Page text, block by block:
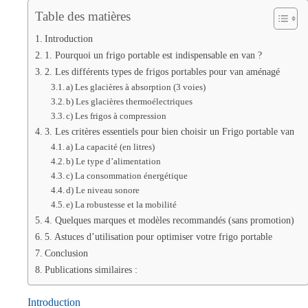
Table des matières
Introduction
1. Pourquoi un frigo portable est indispensable en van ?
2. Les différents types de frigos portables pour van aménagé
a) Les glacières à absorption (3 voies)
b) Les glacières thermoélectriques
c) Les frigos à compression
3. Les critères essentiels pour bien choisir un Frigo portable van
a) La capacité (en litres)
b) Le type d’alimentation
c) La consommation énergétique
d) Le niveau sonore
e) La robustesse et la mobilité
4. Quelques marques et modèles recommandés (sans promotion)
5. Astuces d’utilisation pour optimiser votre frigo portable
Conclusion
Publications similaires :
Introduction